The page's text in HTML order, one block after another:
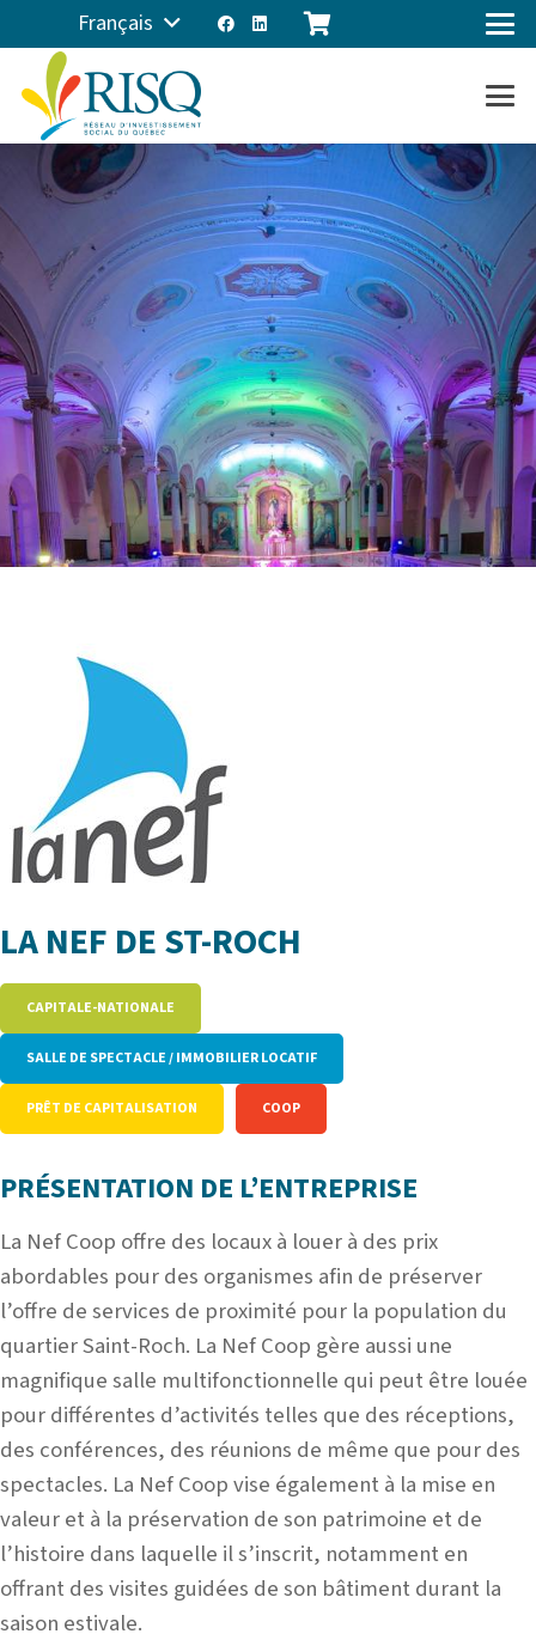
Français
LA NEF DE ST-ROCH
CAPITALE-NATIONALE
SALLE DE SPECTACLE / IMMOBILIER LOCATIF
PRÊT DE CAPITALISATION COOP
PRÉSENTATION DE L’ENTREPRISE
La Nef Coop offre des locaux à louer à des prix
abordables pour des organismes afin de préserver
l’offre de services de proximité pour la population du
quartier Saint-Roch. La Nef Coop gère aussi une
magnifique salle multifonctionnelle qui peut être louée
pour différentes d’activités telles que des réceptions,
des conférences, des réunions de même que pour des
spectacles. La Nef Coop vise également à la mise en
valeur et à la préservation de son patrimoine et de
l’histoire dans laquelle il s’inscrit, notamment en
offrant des visites guidées de son bâtiment durant la
saison estivale.